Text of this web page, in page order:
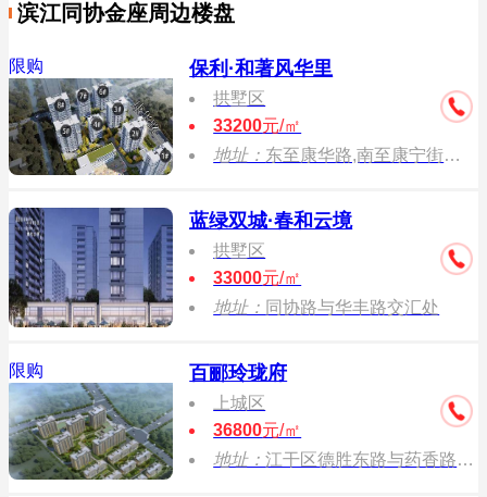
滨江同协金座周边楼盘
限购 保利·和著风华里
拱墅区
33200元/㎡
地址： 东至康华路,南至康宁街，西至褚家河，北至规划永宁路。
蓝绿双城·春和云境
拱墅区
33000元/㎡
地址： 同协路与华丰路交汇处
限购 百郦玲珑府
上城区
36800元/㎡
地址：江干区德胜东路与药香路交叉口